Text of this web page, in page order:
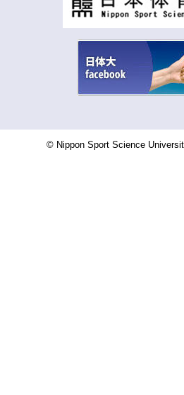
© Nippon Sport Science